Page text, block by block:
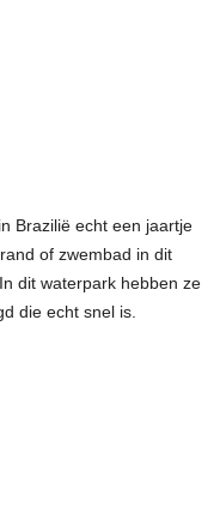
Brazilië echt een jaartje
of zwembad in dit
dit waterpark hebben ze
die echt snel is.